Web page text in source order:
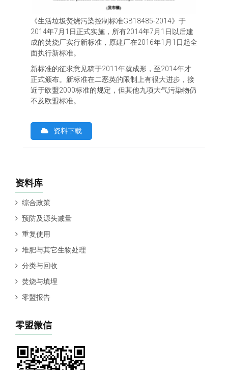
《生活垃圾焚烧污染控制标准GB18485-2014》于
2014年7月1日正式实施，所有2014年7月1日以后建
成的焚烧厂实行新标准，原建厂在2016年1月1日起全
面执行新标准。
新标准的征求意见稿于2011年就成形，至2014年才
正式颁布。新标准在二恶英的限制上有很大进步，接
近于欧盟2000标准的规定，但其他九项大气污染物仍
不及欧盟标准。
资料下载
资料库
综合政策
预防及源头减量
重复使用
堆肥与其它生物处理
分类与回收
焚烧与填埋
零盟报告
零盟微信